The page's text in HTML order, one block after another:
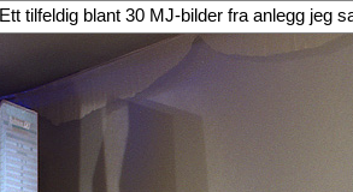
Ett tilfeldig blant 30 MJ-bilder fra anlegg jeg